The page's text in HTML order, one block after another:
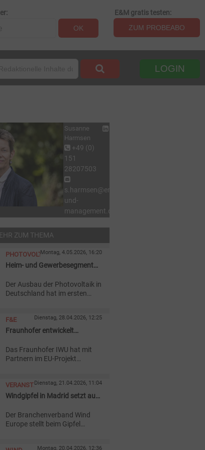
OK
E&M gratis testen:
ZUM PROBEABO
LOGIN
Susanne
Harmsen
+49 (0)
151
28207503
s.harmsen@energie-
und-
management.de
ZUM THEMA
PHOTOVOLTAIKMontag, 4.05.2026, 16:20
Heim- und Gewerbesegment
Der Ausbau der Photovoltaik in
Deutschland hat im ersten
Heim- und Gewerbesektor ging
die Nachfrage laut
zurück.
F&E Dienstag, 28.04.2026, 12:25
Fraunhofer entwickelt
Das Fraunhofer IWU hat mit
Partnern im EU-Projekt
Reparaturen erleichtern und
Materialkreisläufe in der
VERANSTALTUNGDienstag, 21.04.2026, 11:04
Windgipfel in Madrid setzt auf
Der Branchenverband Wind
Europe stellt beim Gipfel
Montag, 20.04.2026, 12:36